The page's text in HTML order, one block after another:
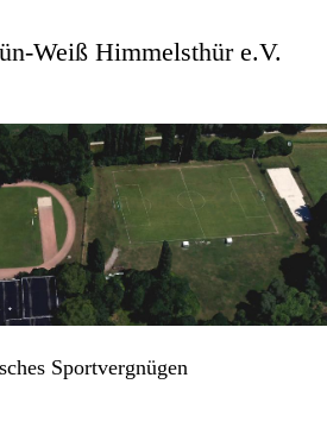
Weiß Himmelsthür e.V.
Sportvergnügen